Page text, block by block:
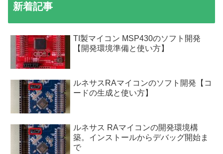
新着記事
TI製マイコン MSP430のソフト開発
【開発環境準備と使い方】
ルネサスRAマイコンのソフト開発【コ
ードの生成と使い方】
ルネサス RAマイコンの開発環境構
築。インストールからデバッグ開始ま
で